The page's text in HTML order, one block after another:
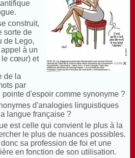
construit,
sorte de
de Lego,
à un
le cœur) et
de la
par
pointe d'espoir comme synonyme ?
d'analogies linguistiques
langue française ?
est celle qui convient le plus à la
le plus de nuances possibles.
sa profession de foi et une
en fonction de son utilisation.